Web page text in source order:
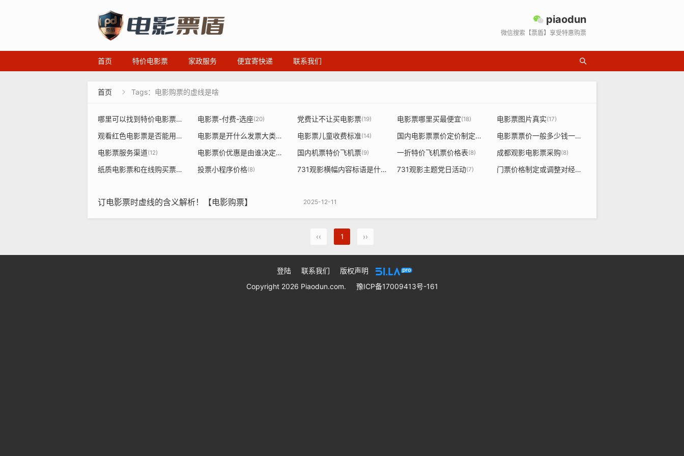
piaodun
微信搜索【票盾】享受特惠购票
首页 特价电影票 家政服务 便宜寄快递 联系我们
首页  Tags：电影购票的虚线是啥
哪里可以找到特价电影票或者餐饮票的源头 (36)
电影票-付费-选座(20) 党费让不让买电影票(19) 电影票哪里买最便宜(18) 电影票图片真实(17)
观看红色电影票是否能用党建经费使用 (17) 电影票是开什么发票大类是什么 (15)
电影票儿童收费标准(14) 国内电影票票价定价制定规则 (14) 电影票票价一般多少钱一张
电影票服务渠道(12) 电影票价优惠是由谁决定的依据 (9)
国内机票特价飞机票(9) 一折特价飞机票价格表(8) 成都观影电影票采购(8)
纸质电影票和在线购买票价不一样 (8)
投票小程序价格(8) 731观影横幅内容标语是什么 731观影主题党日活动(7) 门票价格制定或调整对经济
2025-12-11
订电影票时虚线的含义解析！【电影购票】
‹‹ 1 ››
登陆 联系我们
版权声明
Copyright 2026 Piaodun.com.
豫ICP备17009413号-161